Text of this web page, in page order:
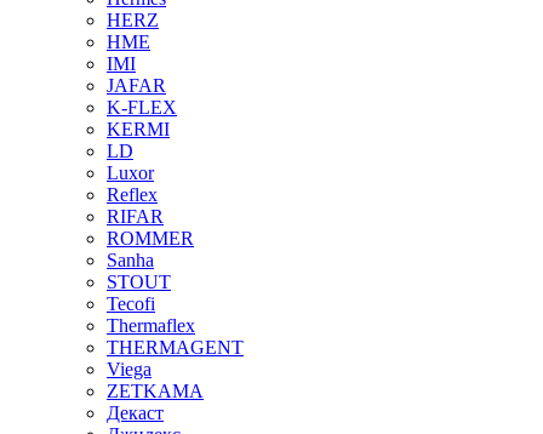
HERZ
HME
IMI
JAFAR
K-FLEX
KERMI
LD
Luxor
Reflex
RIFAR
ROMMER
Sanha
STOUT
Tecofi
Thermaflex
THERMAGENT
Viega
ZETKAMA
Декаст